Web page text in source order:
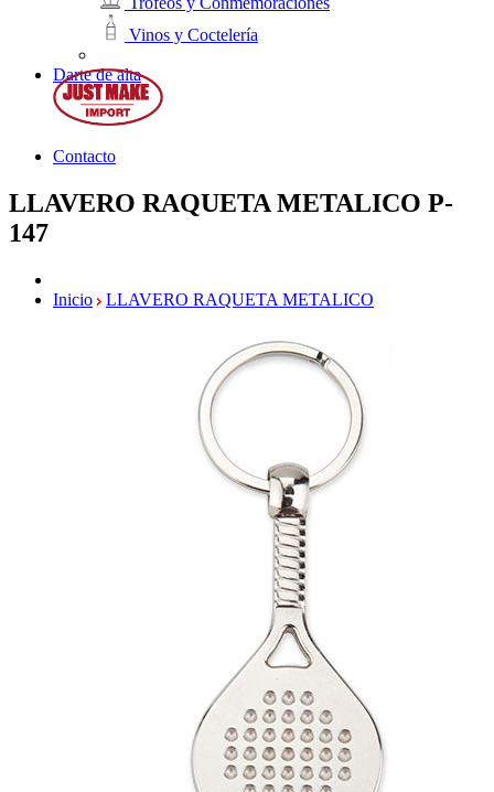
Vinos y Coctelería
Darte de alta
Contacto
LLAVERO RAQUETA METALICO P-
147
Inicio LLAVERO RAQUETA METALICO